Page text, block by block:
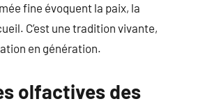
fine évoquent la paix, la
C’est une tradition vivante,
en génération.
olfactives des